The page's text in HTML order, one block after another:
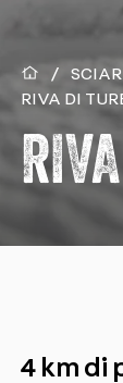
/
RIVA DI
4 km di